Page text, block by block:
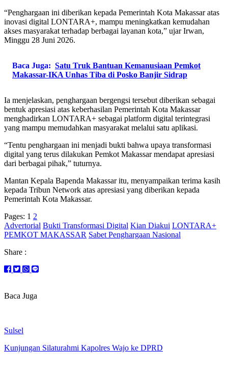
“Penghargaan ini diberikan kepada Pemerintah Kota Makassar atas
inovasi digital LONTARA+, mampu meningkatkan kemudahan
akses masyarakat terhadap berbagai layanan kota,” ujar Irwan,
Minggu 28 Juni 2026.
Baca Juga: Satu Truk Bantuan Kemanusiaan Pemkot
Makassar-IKA Unhas Tiba di Posko Banjir Sidrap
Ia menjelaskan, penghargaan bergengsi tersebut diberikan sebagai
bentuk apresiasi atas keberhasilan Pemerintah Kota Makassar
menghadirkan LONTARA+ sebagai platform digital terintegrasi
yang mampu memudahkan masyarakat melalui satu aplikasi.
“Tentu penghargaan ini menjadi bukti bahwa upaya transformasi
digital yang terus dilakukan Pemkot Makassar mendapat apresiasi
dari berbagai pihak,” tuturnya.
Mantan Kepala Bapenda Makassar itu, menyampaikan terima kasih
kepada Tribun Network atas apresiasi yang diberikan kepada
Pemerintah Kota Makassar.
Pages: 1 2
Advertorial Bukti Transformasi Digital Kian Diakui LONTARA+
PEMKOT MAKASSAR Sabet Penghargaan Nasional
Share :
Baca Juga
Sulsel
Kunjungan Silaturahmi Kapolres Wajo ke DPRD